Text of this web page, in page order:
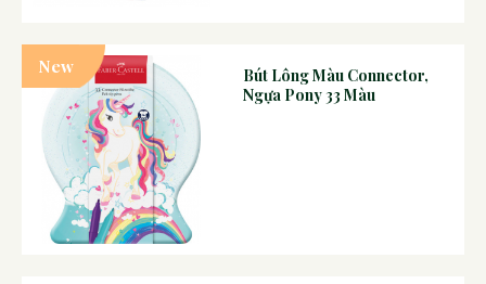
New
Bút Lông Màu Connector,
Ngựa Pony 33 Màu